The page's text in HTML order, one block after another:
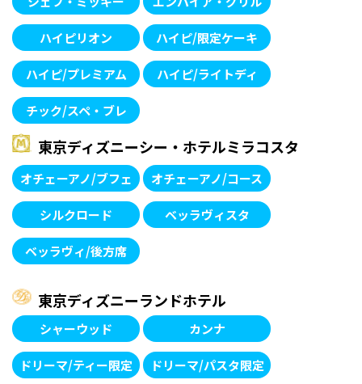
ハイピリオン ハイピ/限定ケーキ
ハイピ/プレミアム ハイピ/ライトディ
チック/スペ・ブレ
東京ディズニーシー・ ホテルミラコスタ
オチェーアノ/ブフェ オチェーアノ/コース
シルクロード ベッラヴィスタ
ベッラヴィ/後方席
東京ディズニーランドホテル
シャーウッド カンナ
ドリーマ/ティー限定 ドリーマ/パスタ限定